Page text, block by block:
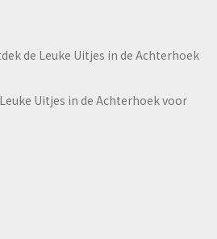
de Leuke Uitjes in de Achterhoek
Uitjes in de Achterhoek voor